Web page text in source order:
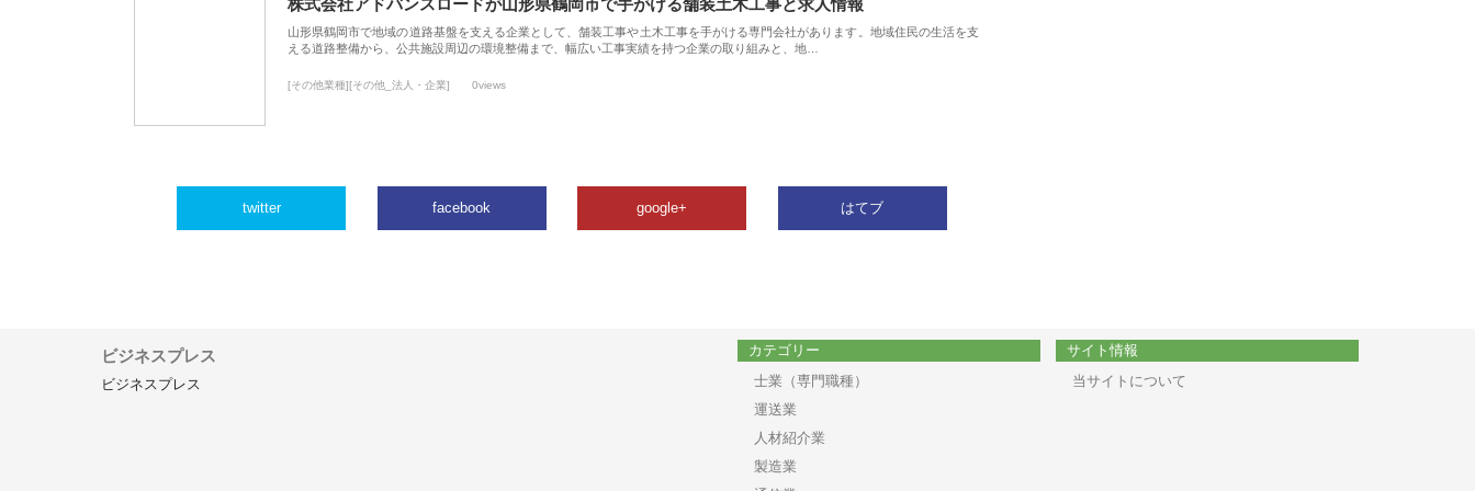
株式会社アドバンスロードが山形県鶴岡市で手がける舗装土木工事と求人情報
山形県鶴岡市で地域の道路基盤を支える企業として、舗装工事や土木工事を手がける専門会社があります。地域住民の生活を支
える道路整備から、公共施設周辺の環境整備まで、幅広い工事実績を持つ企業の取り組みと、地…
[その他業種][その他_法人・企業] 0views
twitter facebook google+ はてブ
ビジネスプレス
ビジネスプレス
カテゴリー
士業（専門職種）
運送業
人材紹介業
製造業
サイト情報
当サイトについて